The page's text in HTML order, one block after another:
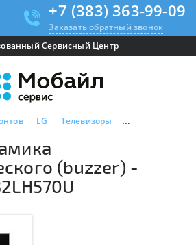
+7 (383) 363-99-09
Заказать обратный звонок
Сервисный Центр
LG Телевизоры LG 32LH570U
(buzzer) -